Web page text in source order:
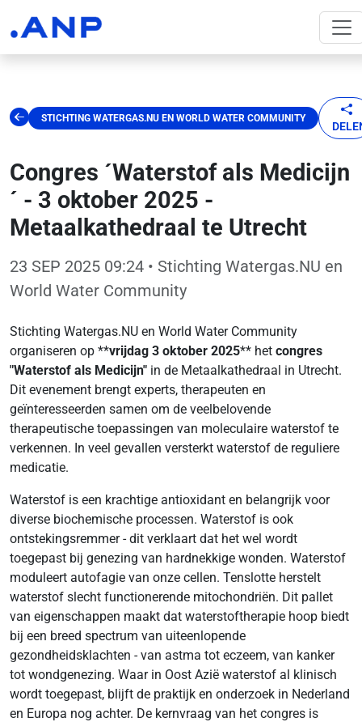
STICHTING WATERGAS.NU EN WORLD WATER COMMUNITY
Congres ´Waterstof als Medicijn
´ - 3 oktober 2025 -
Metaalkathedraal te Utrecht
23 SEP 2025 09:24 • Stichting Watergas.NU en
World Water Community
Stichting Watergas.NU en World Water Community
organiseren op **vrijdag 3 oktober 2025** het congres
"Waterstof als Medicijn" in de Metaalkathedraal in Utrecht.
Dit evenement brengt experts, therapeuten en
geïnteresseerden samen om de veelbelovende
therapeutische toepassingen van moleculaire waterstof te
verkennen. In veel gevallen versterkt waterstof de reguliere
medicatie.
Waterstof is een krachtige antioxidant en belangrijk voor
diverse biochemische processen. Waterstof is ook
ontstekingsremmer - dit verklaart dat het wel wordt
toegepast bij genezing van hardnekkige wonden. Waterstof
moduleert autofagie van onze cellen. Tenslotte herstelt
waterstof slecht functionerende mitochondriën. Dit pallet
van eigenschappen maakt dat waterstoftherapie hoop biedt
bij een breed spectrum van uiteenlopende
gezondheidsklachten - van astma tot eczeem, van kanker
tot wondgenezing. Waar in Oost Azië waterstof al klinisch
wordt toegepast, blijft de praktijk en onderzoek in Nederland
en Europa nog achter. De kernvraag van het congres is